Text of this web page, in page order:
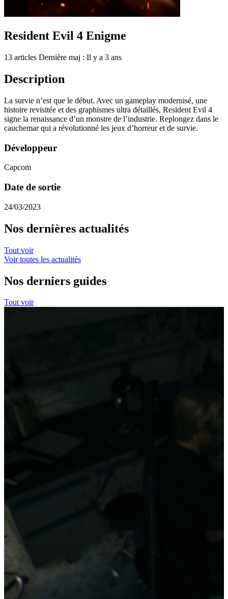
Resident Evil 4 Enigme
13 articles Dernière maj : Il y a 3 ans
Description
La survie n’est que le début. Avec un gameplay modernisé, une
histoire revisitée et des graphismes ultra détaillés, Resident Evil 4
signe la renaissance d’un monstre de l’industrie. Replongez dans le
cauchemar qui a révolutionné les jeux d’horreur et de survie.
Développeur
Capcom
Date de sortie
24/03/2023
Nos dernières actualités
Tout voir
Voir toutes les actualités
Nos derniers guides
Tout voir